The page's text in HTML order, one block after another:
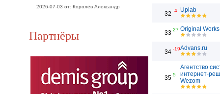
2026-07-03 от: Королёв Александр
Партнёры
32 -4 Uplab
33 27 Original Works
34 -19Advans.ru
35 5
Агентство
интернет-
Wezom